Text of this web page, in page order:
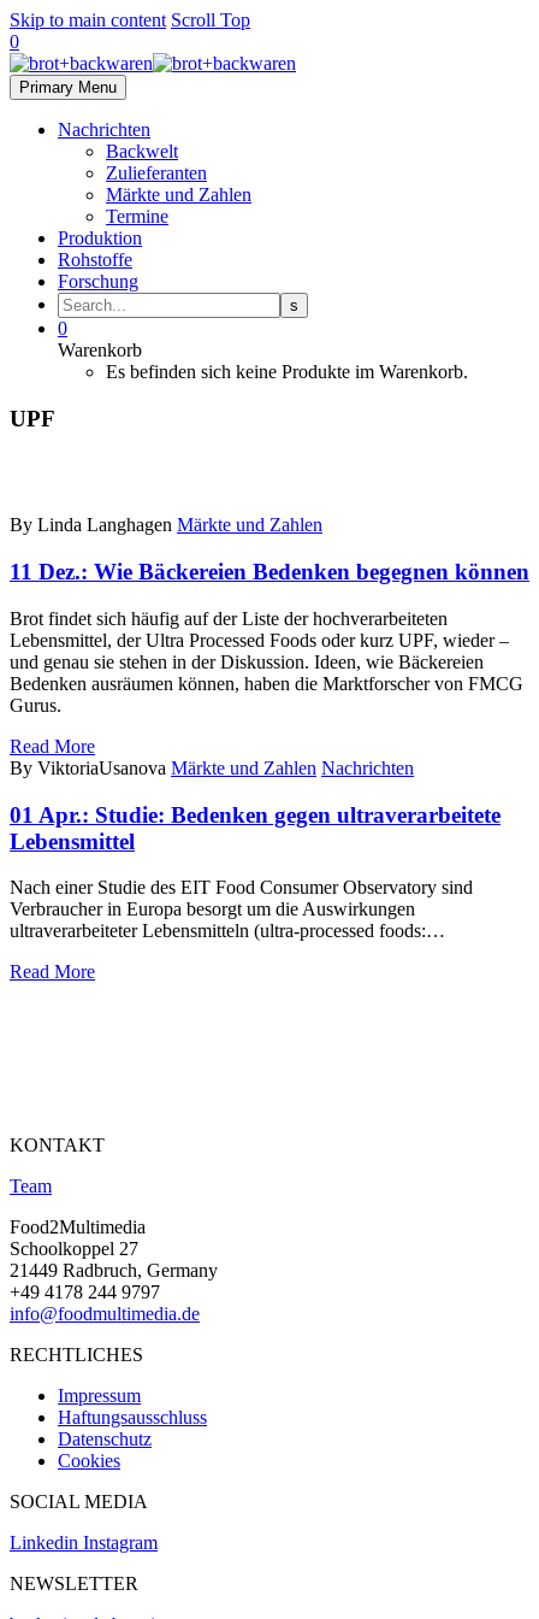
Skip to main content Scroll Top
0
Primary Menu
Nachrichten
Backwelt
Zulieferanten
Märkte und Zahlen
Termine
Produktion
Rohstoffe
Forschung
0
Warenkorb
Es befinden sich keine Produkte im Warenkorb.
UPF
By Linda Langhagen Märkte und Zahlen
11 Dez.: Wie Bäckereien Bedenken begegnen können
Brot findet sich häufig auf der Liste der hochverarbeiteten
Lebensmittel, der Ultra Processed Foods oder kurz UPF, wieder –
und genau sie stehen in der Diskussion. Ideen, wie Bäckereien
Bedenken ausräumen können, haben die Marktforscher von FMCG
Gurus.
Read More
By ViktoriaUsanova Märkte und Zahlen Nachrichten
01 Apr.: Studie: Bedenken gegen ultraverarbeitete
Lebensmittel
Nach einer Studie des EIT Food Consumer Observatory sind
Verbraucher in Europa besorgt um die Auswirkungen
ultraverarbeiteter Lebensmitteln (ultra-processed foods:…
Read More
KONTAKT
Team
Food2Multimedia
Schoolkoppel 27
21449 Radbruch, Germany
+49 4178 244 9797
info@foodmultimedia.de
RECHTLICHES
Impressum
Haftungsausschluss
Datenschutz
Cookies
SOCIAL MEDIA
Linkedin Instagram
NEWSLETTER